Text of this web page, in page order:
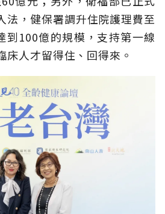
法，健保署調升住院護理費至
到100億的規模，支持第一線
床人才留得住、回得來。